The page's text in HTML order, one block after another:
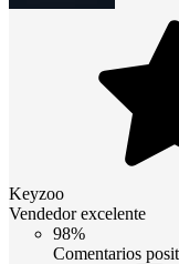
Keyzoo
Vendedor excelente
98%
Comentarios